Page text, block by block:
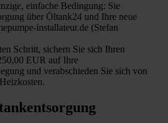
einfache Bedingung: Sie
über Öltank24 und Ihre neue
installateur.de (Stefan
Schritt, sichern Sie sich Ihren
EUR auf Ihre
und verabschieden Sie sich von